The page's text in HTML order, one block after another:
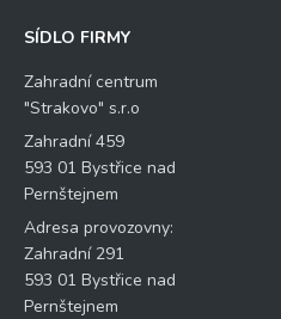
SÍDLO FIRMY
Zahradní centrum
"Strakovo" s.r.o
Zahradní 459
593 01 Bystřice nad
Pernštejnem
Adresa provozovny:
Zahradní 291
593 01 Bystřice nad
Pernštejnem